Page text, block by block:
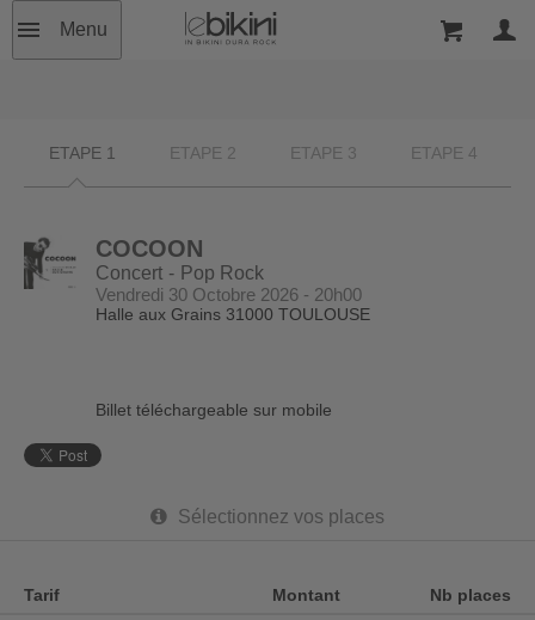
Menu
ETAPE 1 ETAPE 2 ETAPE 3 ETAPE 4
COCOON
Concert
Pop Rock
Vendredi 30 Octobre 2026 - 20h00
Halle aux Grains 31000 TOULOUSE
Billet téléchargeable sur mobile
Sélectionnez vos places
Tarif Montant Nb places